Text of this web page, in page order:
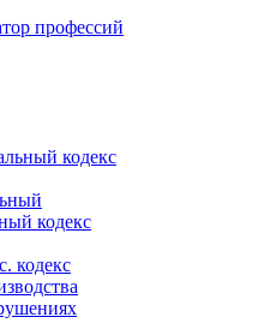
профессий
кодекс
кодекс
кодекс